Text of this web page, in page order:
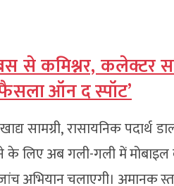
से कमिश्नर, कलेक्टर
ऑन द स्पॉट’
सामग्री, रासायनिक
लिए अब गली-गली में मोबाइल
अभियान चलाएगी। अमानक